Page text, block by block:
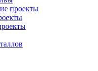
проекты